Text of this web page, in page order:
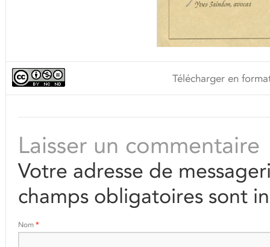
Télécharger en
Laisser un commentaire
Votre adresse de
champs obligatoires sont
Nom *